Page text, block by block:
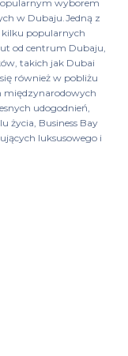
wyborem
w Dubaju.Jedną z
kilku popularnych
od centrum Dubaju,
takich jak Dubai
również w pobliżu
międzynarodowych
udogodnień,
życia, Business Bay
luksusowego i